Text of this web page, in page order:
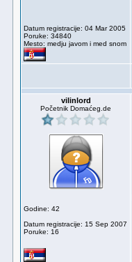
Datum registracije: 04 Mar 2005
Poruke: 34840
Mesto: medju javom i med snom
vilinlord
Početnik Domaćeg.de
Godine: 42
Datum registracije: 15 Sep 2007
Poruke: 16